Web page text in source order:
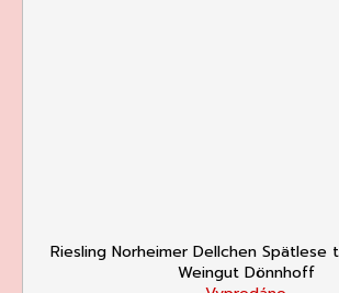
Riesling Norheimer Dellchen
Weingut Dönnhoff